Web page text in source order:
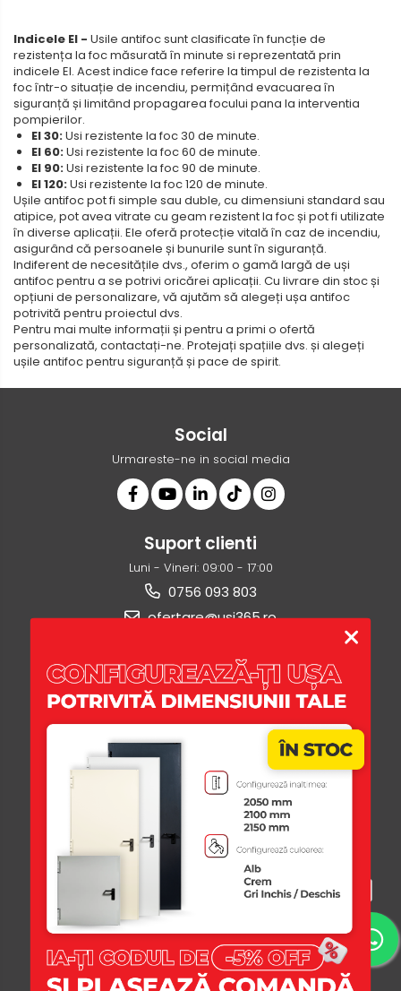
Indicele EI - Usile antifoc sunt clasificate în funcție de
rezistența la foc măsurată în minute si reprezentată prin
indicele EI. Acest indice face referire la timpul de rezistenta la
foc într-o situație de incendiu, permițând evacuarea în
siguranță și limitând propagarea focului pana la interventia
pompierilor.
EI 30:Usi rezistente la foc 30 de minute.
EI 60:Usi rezistente la foc 60 de minute.
EI 90:Usi rezistente la foc 90 de minute.
EI 120:Usi rezistente la foc 120 de minute.
Ușile antifoc pot fi simple sau duble, cu dimensiuni standard sau
atipice, pot avea vitrate cu geam rezistent la foc și pot fi utilizate
în diverse aplicații. Ele oferă protecție vitală în caz de incendiu,
asigurând că persoanele și bunurile sunt în siguranță.
Indiferent de necesitățile dvs., oferim o gamă largă de uși
antifoc pentru a se potrivi oricărei aplicații. Cu livrare din stoc și
opțiuni de personalizare, vă ajutăm să alegeți ușa antifoc
potrivită pentru proiectul dvs.
Pentru mai multe informații și pentru a primi o ofertă
personalizată, contactați-ne. Protejați spațiile dvs. și alegeți
ușile antifoc pentru siguranță și pace de spirit.
Social
Urmareste-ne in social media
Suport clienti
Luni - Vineri: 09:00 - 17:00
0756 093 803
ofertare@usi365.ro
Date Comerciale
Platforma E-commerce by Gomag